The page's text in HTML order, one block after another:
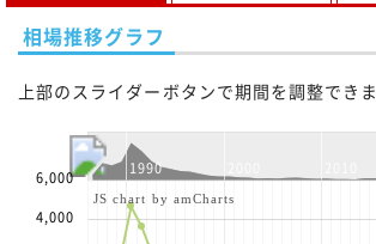
相場推移グラフ
上部のスライダーボタンで期間を調整できま
1990
4,000
6,000
JS chart by amCharts